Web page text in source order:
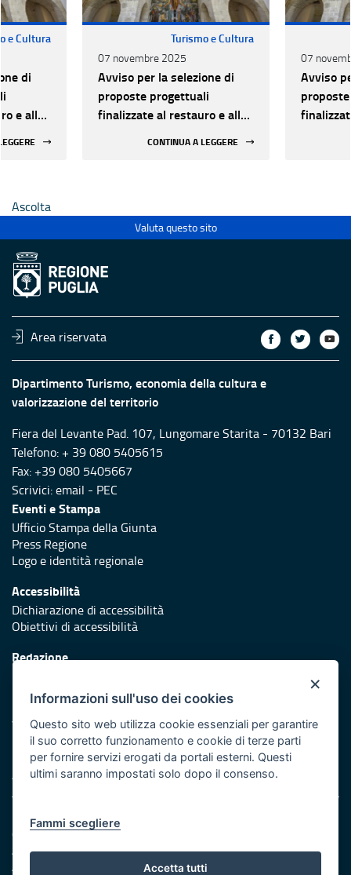
e Cultura
di
e alla
Turismo e Cultura
07 novembre 2025
Avviso per la selezione di
proposte progettuali
finalizzate al restauro e alla
CONTINUA A LEGGERE
07
Avviso
Ascolta
Valuta questo sito
Area riservata
Dipartimento Turismo, economia della cultura e
valorizzazione del territorio
Fiera del Levante Pad. 107, Lungomare Starita - 70132 Bari
Telefono: + 39 080 5405615
Fax: +39 080 5405667
Scrivici:email - PEC
Eventi e Stampa
Ufficio Stampa della Giunta
Press Regione
Logo e identità regionale
Accessibilità
Dichiarazione di accessibilità
Obiettivi di accessibilità
Redazione
Protezione civile
Vai al sito di Protezione Civile Puglia
Iniziativa finanziata con risorse del POR Puglia 2014/2020 -
Asse XI
Note legali
Cookie e privacy
Amministrazione trasparente
Atti di notifica
×
Informazioni sull'uso dei cookies
Questo sito web utilizza cookie essenziali per garantire
il suo corretto funzionamento e cookie di terze parti
per fornire servizi erogati da portali esterni. Questi
ultimi saranno impostati solo dopo il consenso.
Fammi scegliere
Accetta tutti